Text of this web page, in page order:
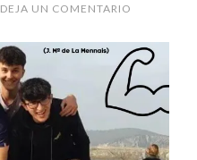
DEJA UN COMENTARIO